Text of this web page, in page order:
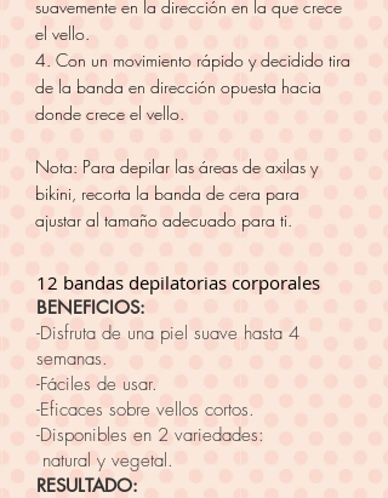
suavemente en la dirección en la que crece
el vello.
4. Con un movimiento rápido y decidido tira
de la banda en dirección opuesta hacia
donde crece el vello.
Nota: Para depilar las áreas de axilas y
bikini, recorta la banda de cera para
ajustar al tamaño adecuado para ti.
12 bandas depilatorias corporales
BENEFICIOS:
-Disfruta de una piel suave hasta 4
semanas.
-Fáciles de usar.
-Eficaces sobre vellos cortos.
-Disponibles en 2 variedades:
natural y vegetal.
RESULTADO: